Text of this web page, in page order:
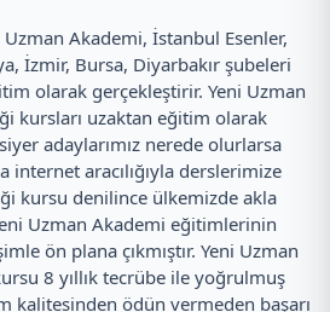
Akademi, İstanbul Esenler,
İzmir, Bursa, Diyarbakır şubeleri
olarak gerçekleştirir. Yeni Uzman
kursları uzaktan eğitim olarak
adaylarımız nerede olurlarsa
aracılığıyla derslerimize
kursu denilince ülkemizde akla
Uzman Akademi eğitimlerinin
ön plana çıkmıştır. Yeni Uzman
8 yıllık tecrübe ile yoğrulmuş
kalitesinden ödün vermeden başarı